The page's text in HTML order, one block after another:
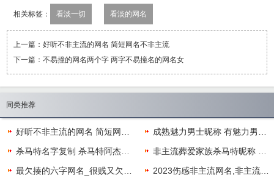
相关标签： 看淡一切 看淡的网名
上一篇：好听不非主流的网名 简短网名不非主流
下一篇：不易撞的网名两个字 两字不易撞名的网名女
同类推荐
好听不非主流的网名 简短网名不非主流
成熟魅力男士昵称 有魅力男人味微信名
杀马特名字复制 杀马特阿杰特殊符号网名
非主流葬爱家族杀马特昵称 葬爱家族霸气名字
最欠揍的六字网名_很贱又欠揍的六字网名
2023伤感非主流网名,非主流伤感微信名